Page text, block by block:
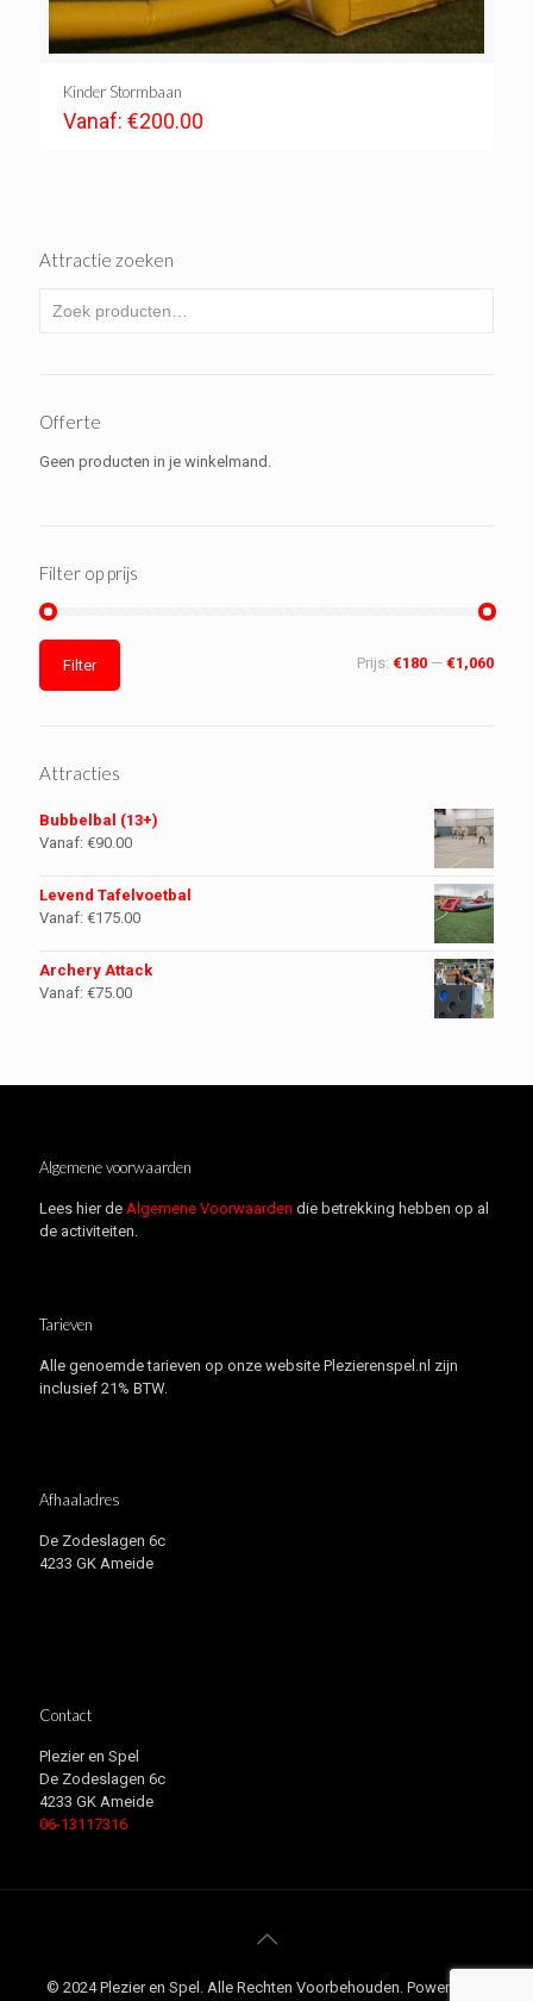
Kinder Stormbaan
Vanaf: €200.00
Attractie zoeken
Offerte
Geen producten in je winkelmand.
Filter op prijs
Filter Prijs: €180 — €1,060
Attracties
Bubbelbal (13+)
Vanaf: €90.00
Levend Tafelvoetbal
Vanaf: €175.00
Archery Attack
Vanaf: €75.00
Algemene voorwaarden
Lees hier de Algemene Voorwaarden die betrekking hebben op al
de activiteiten.
Tarieven
Alle genoemde tarieven op onze website Plezierenspel.nl zijn
inclusief 21% BTW.
Afhaaladres
De Zodeslagen 6c
4233 GK Ameide
Contact
Plezier en Spel
De Zodeslagen 6c
4233 GK Ameide
06-13117316
© 2024 Plezier en Spel. Alle Rechten Voorbehouden. Powered by